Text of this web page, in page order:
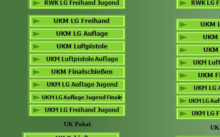
UK Pokal